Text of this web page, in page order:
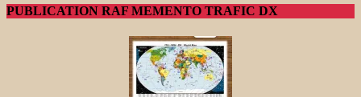
PUBLICATION RAF MEMENTO TRAFIC DX